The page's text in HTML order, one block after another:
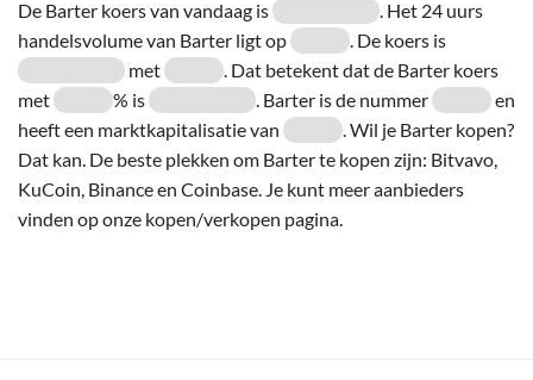
De Barter koers van vandaag is
. Het 24 uurs
handelsvolume van Barter ligt op
. De koers is
met
. Dat betekent dat de Barter koers
met
% is . Barter is de nummer
en
heeft een marktkapitalisatie van
. Wil je Barter kopen?
Dat kan. De beste plekken om Barter te kopen zijn: Bitvavo,
KuCoin, Binance en Coinbase. Je kunt meer aanbieders
vinden op onze kopen/verkopen pagina.